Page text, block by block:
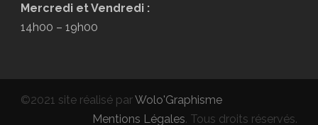
Mercredi et Vendredi :
14h00 – 19h00
©2021 site réalisé parWolo'Graphisme
Mentions Légales. Tous droits réservés.